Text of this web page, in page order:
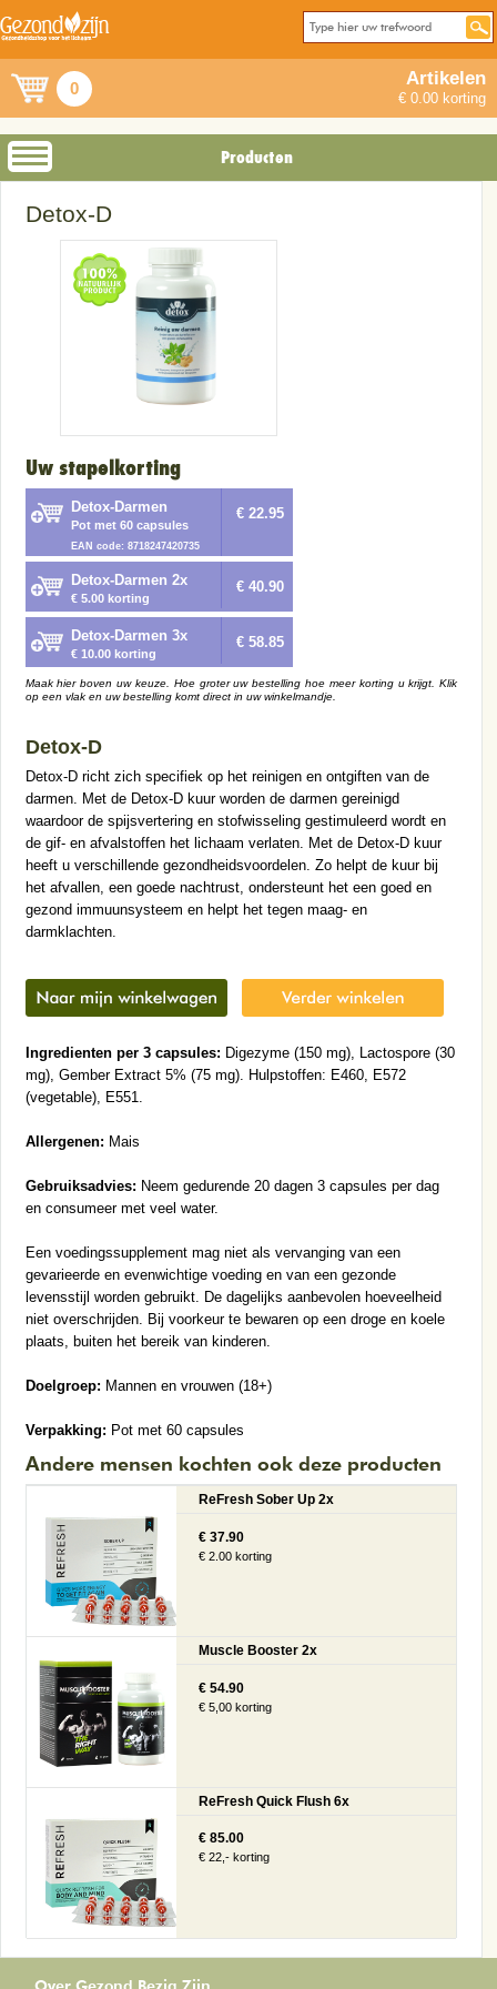
0 Artikelen
€ 0.00 korting
Producten
Detox-D
Uw stapelkorting
Detox-Darmen
Pot met 60 capsules
EAN code: 8718247420735
€ 22.95
Detox-Darmen 2x
€ 5.00 korting
€ 40.90
Detox-Darmen 3x
€ 10.00 korting
€ 58.85
Maak hier boven uw keuze. Hoe groter uw bestelling hoe meer korting u krijgt. Klik
op een vlak en uw bestelling komt direct in uw winkelmandje.
Detox-D
Detox-D richt zich specifiek op het reinigen en ontgiften van de
darmen. Met de Detox-D kuur worden de darmen gereinigd
waardoor de spijsvertering en stofwisseling gestimuleerd wordt en
de gif- en afvalstoffen het lichaam verlaten. Met de Detox-D kuur
heeft u verschillende gezondheidsvoordelen. Zo helpt de kuur bij
het afvallen, een goede nachtrust, ondersteunt het een goed en
gezond immuunsysteem en helpt het tegen maag- en
darmklachten.
Ingredienten per 3 capsules: Digezyme (150 mg), Lactospore (30
mg), Gember Extract 5% (75 mg). Hulpstoffen: E460, E572
(vegetable), E551.
Allergenen: Mais
Gebruiksadvies: Neem gedurende 20 dagen 3 capsules per dag
en consumeer met veel water.
Een voedingssupplement mag niet als vervanging van een
gevarieerde en evenwichtige voeding en van een gezonde
levensstijl worden gebruikt. De dagelijks aanbevolen hoeveelheid
niet overschrijden. Bij voorkeur te bewaren op een droge en koele
plaats, buiten het bereik van kinderen.
Doelgroep: Mannen en vrouwen (18+)
Verpakking: Pot met 60 capsules
Andere mensen kochten ook deze producten
ReFresh Sober Up 2x
€ 37.90
€ 2.00 korting
Muscle Booster 2x
€ 54.90
€ 5,00 korting
ReFresh Quick Flush 6x
€ 85.00
€ 22,- korting